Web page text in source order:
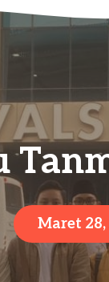
Maret 28,